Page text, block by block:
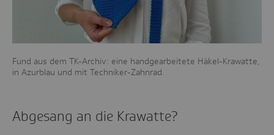
Fund aus dem TK-Archiv: eine handgearbeitete Häkel-Krawatte,
in Azurblau und mit Techniker-Zahnrad.
Abgesang an die Krawatte?